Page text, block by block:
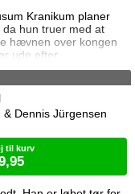
Kranikum planer
hun truer med at
hævnen over kongen
ude efter
da Arnold og
gøre alt for at
kan frelse dem fra
Dennis Jürgensen
til kurv